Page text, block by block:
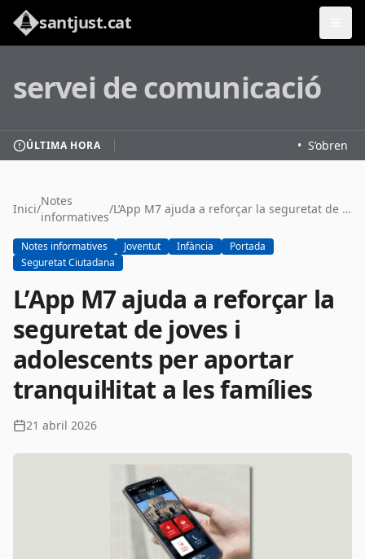
santjust.cat
servei de comunicació
ÚLTIMA HORA S’obren
Inici/
Notes
informatives
/ L’App M7 ajuda a reforçar la seguretat de joves i adolescents per aportar tranquil·litat a les famílies
Notes informatives Joventut Infància
Portada
Seguretat Ciutadana
L’App M7 ajuda a reforçar la
seguretat de joves i
adolescents per aportar
tranquil·litat a les famílies
21 abril 2026